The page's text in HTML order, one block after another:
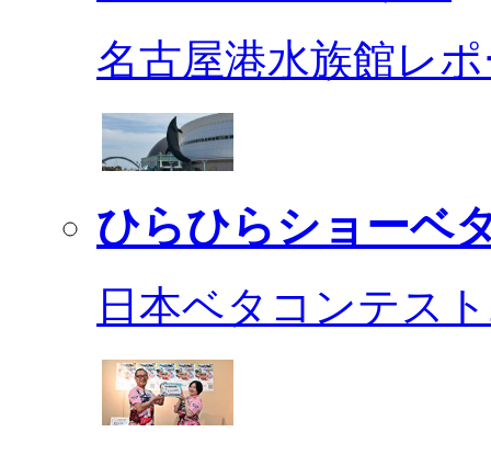
名古屋港水族館レ
ひらひらショーベ
日本ベタコンテス